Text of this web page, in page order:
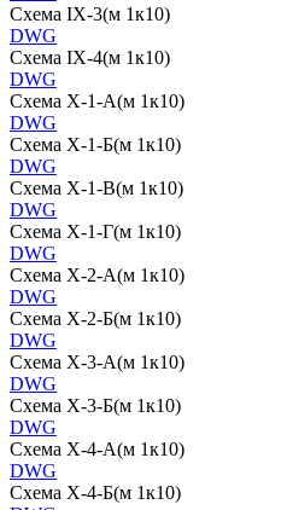
Схема IX-3(м 1к10)
DWG
Схема IX-4(м 1к10)
DWG
Схема X-1-А(м 1к10)
DWG
Схема X-1-Б(м 1к10)
DWG
Схема X-1-В(м 1к10)
DWG
Схема X-1-Г(м 1к10)
DWG
Схема X-2-А(м 1к10)
DWG
Схема X-2-Б(м 1к10)
DWG
Схема X-3-А(м 1к10)
DWG
Схема X-3-Б(м 1к10)
DWG
Схема X-4-А(м 1к10)
DWG
Схема X-4-Б(м 1к10)